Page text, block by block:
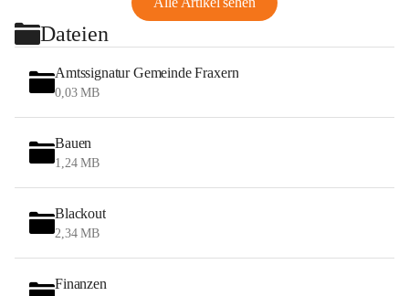
Dateien
Amtssignatur Gemeinde Fraxern
0,03 MB
Bauen
1,24 MB
Blackout
2,34 MB
Finanzen